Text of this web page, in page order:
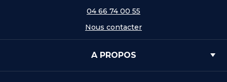
04 66 74 00 55
Nous contacter
A PROPOS